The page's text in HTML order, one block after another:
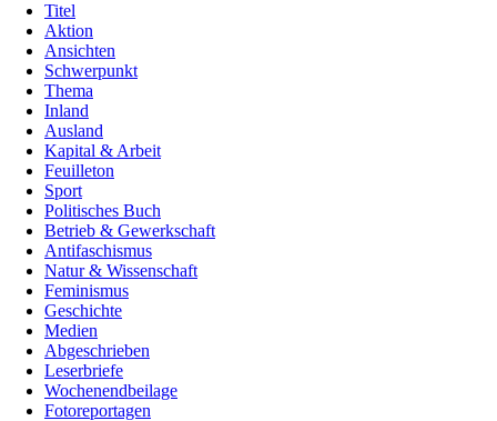
Titel
Aktion
Ansichten
Schwerpunkt
Thema
Inland
Ausland
Kapital & Arbeit
Feuilleton
Sport
Politisches Buch
Betrieb & Gewerkschaft
Antifaschismus
Natur & Wissenschaft
Feminismus
Geschichte
Medien
Abgeschrieben
Leserbriefe
Wochenendbeilage
Fotoreportagen